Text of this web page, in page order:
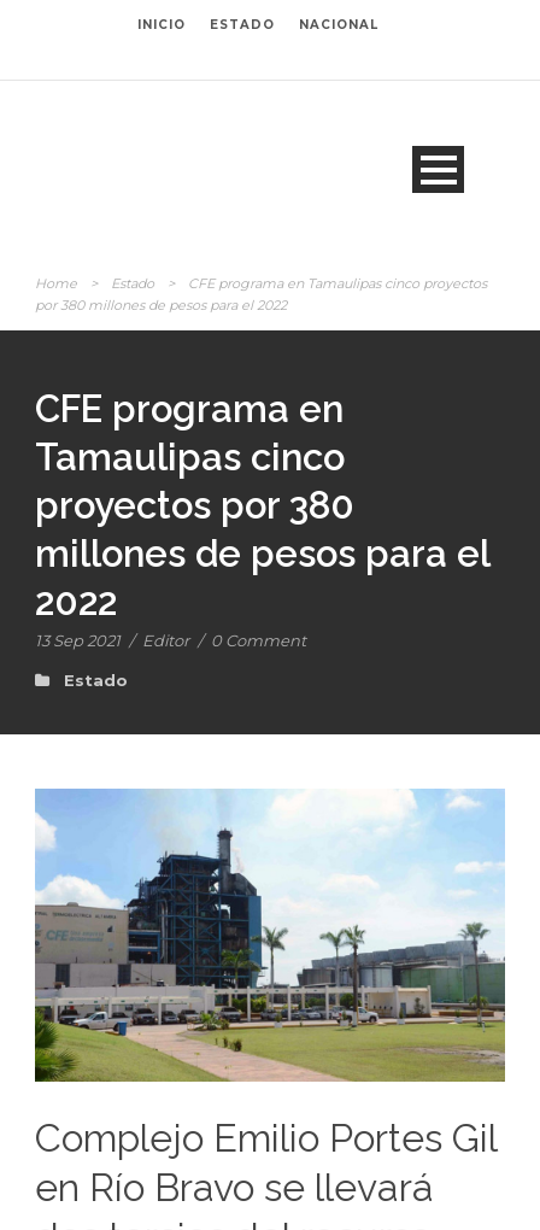
INICIO ESTADO NACIONAL
Home > Estado >
CFE programa en Tamaulipas cinco proyectos
por 380 millones de pesos para el 2022
CFE programa en
Tamaulipas cinco
proyectos por 380
millones de pesos para el
2022
13 Sep 2021 / Editor / 0 Comment
Estado
Complejo Emilio Portes Gil
en Río Bravo se llevará